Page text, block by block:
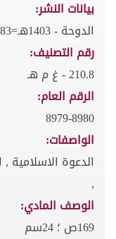
بيانات النشر:
الدوحة - 1403هـ=1983م
رقم التصنيف:
210.8 - غ م هـ
الرقم العام:
8979-8980
الواصفات:
الدعوة الاسلامية
,
الوصف المادي:
169ص ؛ 24سم